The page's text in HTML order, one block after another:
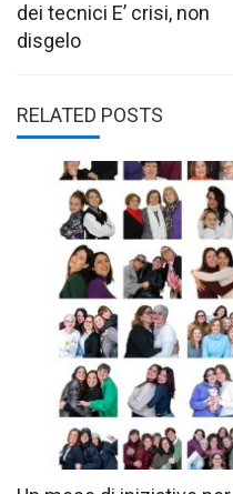
dei tecnici E’ crisi, non
disgelo
RELATED POSTS